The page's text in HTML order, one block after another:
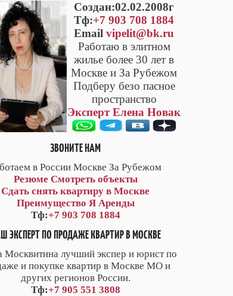
Cоздан:02.02.2008г
Тф:+7 903 708 1884
Emailvipelit@bk.ru
Работаю в элитном
жилье более 30 лет в
Москве и За Рубежом
Подберу безо пасное
пространство
Эксперт Елена Новак
ЗВОНИТЕ НАМ
в России Москве За Рубежом
Резюме Смотреть объекты
Сдать снять квартиру в Москве
Преимущество Я Аренды
Тф:+7 903 708 1884
ЭКСПЕРТ ПО ПРОДАЖЕ КВАРТИР В МОСКВЕ
Москвитина лучший экспер и юрист по
и покупке квартир в Москве МО и
других регионов России.
Тф:+7 905 551 3808